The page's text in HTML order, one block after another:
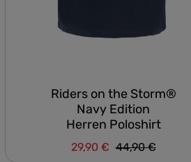
Riders on the Storm®
Navy Edition
Herren Poloshirt
Verkaufspreis:
29,90 € Regulärer Preis:
44,90 €